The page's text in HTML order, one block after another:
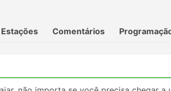
Estações Comentários